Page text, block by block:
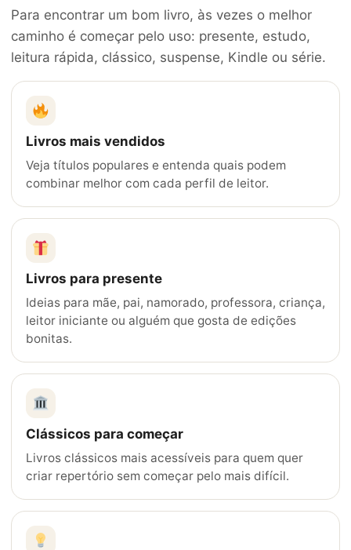
Para encontrar um bom livro, às vezes o melhor
caminho é começar pelo uso: presente, estudo,
leitura rápida, clássico, suspense, Kindle ou série.
Livros mais vendidos
Veja títulos populares e entenda quais podem
combinar melhor com cada perfil de leitor.
Livros para presente
Ideias para mãe, pai, namorado, professora, criança,
leitor iniciante ou alguém que gosta de edições
bonitas.
Clássicos para começar
Livros clássicos mais acessíveis para quem quer
criar repertório sem começar pelo mais difícil.